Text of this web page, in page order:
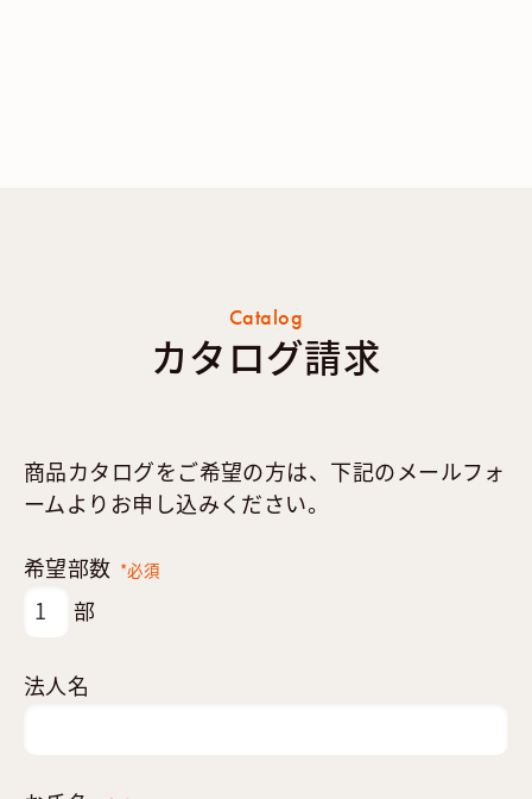
Catalog
カタログ請求
商品カタログをご希望の方は、下記のメールフォ
ームよりお申し込みください。
希望部数 *必須
部
法人名